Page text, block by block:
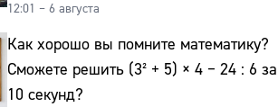
реально работает
12:01 – 6 августа
Как хорошо вы помните математику?
Сможете решить (3² + 5) × 4 − 24 : 6 за
10 секунд?